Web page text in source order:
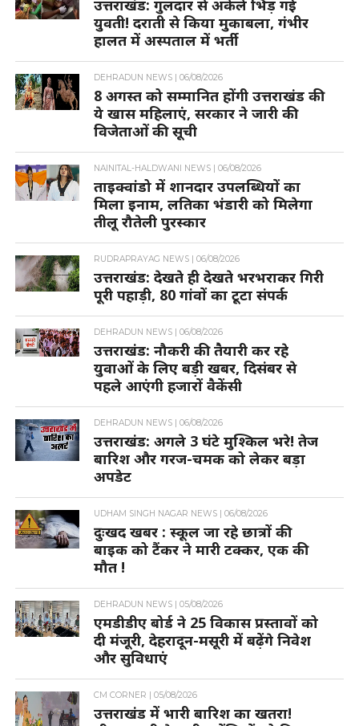
उत्तराखंड: गुलदार से अकेले भिड़ गई
युवती! दराती से किया मुकाबला, गंभीर
हालत में अस्पताल में भर्ती
DEHRADUN NEWS |06/08/2026
8 अगस्त को सम्मानित होंगी उत्तराखंड की
ये खास महिलाएं, सरकार ने जारी की
विजेताओं की सूची
NAINITAL-HALDWANI NEWS |06/08/2026
ताइक्वांडो में शानदार उपलब्धियों का
मिला इनाम, लतिका भंडारी को मिलेगा
तीलू रौतेली पुरस्कार
RUDRAPRAYAG NEWS |06/08/2026
उत्तराखंड: देखते ही देखते भरभराकर गिरी
पूरी पहाड़ी, 80 गांवों का टूटा संपर्क
DEHRADUN NEWS |06/08/2026
उत्तराखंड: नौकरी की तैयारी कर रहे
युवाओं के लिए बड़ी खबर, दिसंबर से
पहले आएंगी हजारों वैकेंसी
DEHRADUN NEWS |06/08/2026
उत्तराखंड: अगले 3 घंटे मुश्किल भरे! तेज
बारिश और गरज-चमक को लेकर बड़ा
अपडेट
UDHAM SINGH NAGAR NEWS |06/08/2026
दुःखद खबर : स्कूल जा रहे छात्रों की
बाइक को टैंकर ने मारी टक्कर, एक की
मौत !
DEHRADUN NEWS |05/08/2026
एमडीडीए बोर्ड ने 25 विकास प्रस्तावों को
दी मंजूरी, देहरादून-मसूरी में बढ़ेंगे निवेश
और सुविधाएं
CM CORNER |05/08/2026
उत्तराखंड में भारी बारिश का खतरा!